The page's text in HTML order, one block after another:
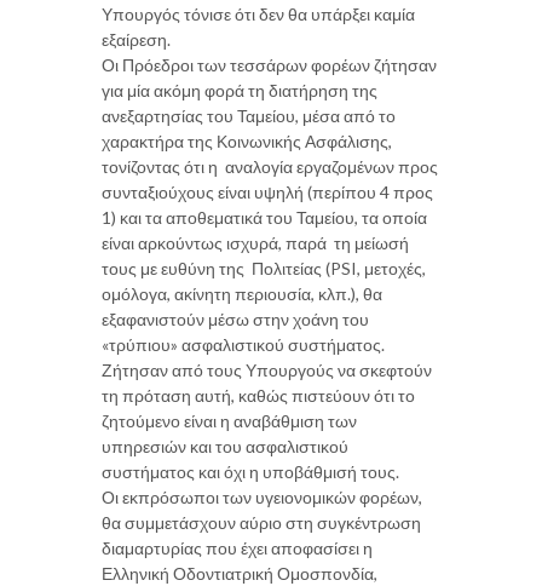
Υπουργός τόνισε ότι δεν θα υπάρξει καμία
εξαίρεση.
Οι Πρόεδροι των τεσσάρων φορέων ζήτησαν
για μία ακόμη φορά τη διατήρηση της
ανεξαρτησίας του Ταμείου, μέσα από το
χαρακτήρα της Κοινωνικής Ασφάλισης,
τονίζοντας ότι η αναλογία εργαζομένων προς
συνταξιούχους είναι υψηλή (περίπου 4 προς
1) και τα αποθεματικά του Ταμείου, τα οποία
είναι αρκούντως ισχυρά, παρά τη μείωσή
τους με ευθύνη της Πολιτείας (PSI, μετοχές,
ομόλογα, ακίνητη περιουσία, κλπ.), θα
εξαφανιστούν μέσω στην χοάνη του
«τρύπιου» ασφαλιστικού συστήματος.
Ζήτησαν από τους Υπουργούς να σκεφτούν
τη πρόταση αυτή, καθώς πιστεύουν ότι το
ζητούμενο είναι η αναβάθμιση των
υπηρεσιών και του ασφαλιστικού
συστήματος και όχι η υποβάθμισή τους.
Οι εκπρόσωποι των υγειονομικών φορέων,
θα συμμετάσχουν αύριο στη συγκέντρωση
διαμαρτυρίας που έχει αποφασίσει η
Ελληνική Οδοντιατρική Ομοσπονδία,